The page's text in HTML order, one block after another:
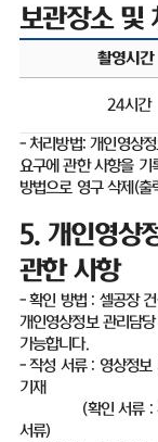
보관장소 및
촬영시간
24시간
-처리방법:개인영상
요구에 관한 사항을 기
방법으로 영구 삭제 (출
5. 개인영상
관한 사항
-확인 방법 : 셀공장
개인영상정보 관리담
가능합니다.
-작성 서류: 영상정보
기재
(확인 서류 :
서류)